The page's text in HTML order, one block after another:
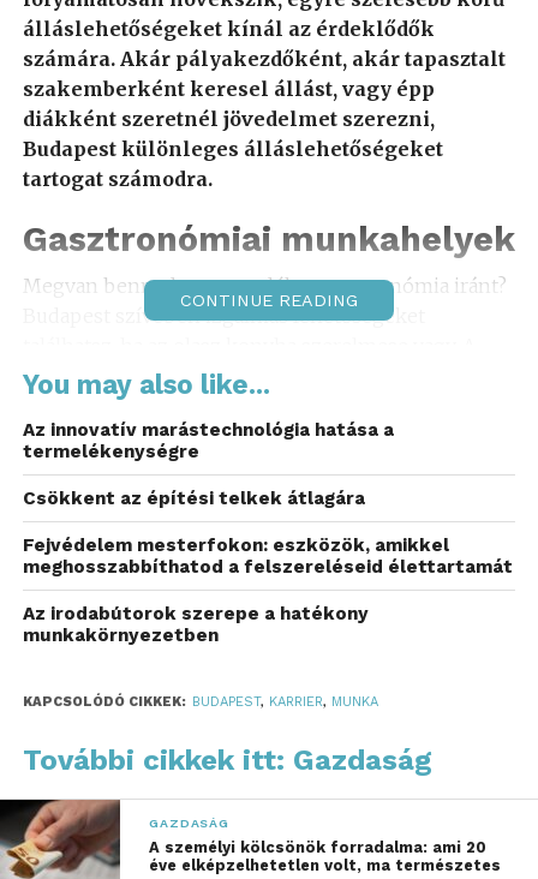
álláslehetőségeket kínál az érdeklődők
számára. Akár pályakezdőként, akár tapasztalt
szakemberként keresel állást, vagy épp
diákként szeretnél jövedelmet szerezni,
Budapest különleges álláslehetőségeket
tartogat számodra.
Gasztronómiai munkahelyek
Megvan benned a szenvedély a gasztronómia iránt?
Budapest szívében izgalmas lehetőségeket
nápolyi pizza hazájának ízeit idéző éttermekben a
fatüzelésű kemencében készített pizzák készítése
igazi élményt jelent. Ezek a pozíciók általában 2-4
éves tapasztalatot igényelnek, és kitűnő alkalmat
adnak agasztronómiai karrier megalapozására
az olasz tészták és raguk világában találják meg a
boldogságukat, szintén számtalan hely közül
választhatnak. Ezekben a munkakörökben nemcsak
a tészták és raguk készítése, hanem a saláták és
szendvicsek összeállítása is része a
pontosság és precizitás
A vendéglátás másik kulcsfontosságú ágazata a
szállodaipar, ahol a szobaasszonyok feladata a
CONTINUE READING
You may also like...
Az innovatív marástechnológia hatása a
termelékenységre
Csökkent az építési telkek átlagára
Fejvédelem mesterfokon: eszközök, amikkel
meghosszabbíthatod a felszereléseid élettartamát
Az irodabútorok szerepe a hatékony
munkakörnyezetben
KAPCSOLÓDÓ CIKKEK: BUDAPEST, KARRIER, MUNKA
További cikkek itt: Gazdaság
GAZDASÁG
A személyi kölcsönök forradalma: ami 20
éve elképzelhetetlen volt, ma természetes